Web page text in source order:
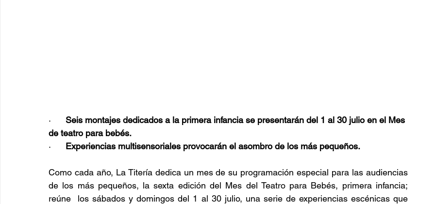
· Seis montajes dedicados a la primera infancia se presentarán del 1 al 30 julio en el Mes
de teatro para bebés.
· Experiencias multisensoriales provocarán el asombro de los más pequeños.
Como cada año, La Titería dedica un mes de su programación especial para las audiencias
de los más pequeños, la sexta edición del Mes del Teatro para Bebés, primera infancia;
reúne  los sábados y domingos del 1 al 30 julio, una serie de experiencias escénicas que